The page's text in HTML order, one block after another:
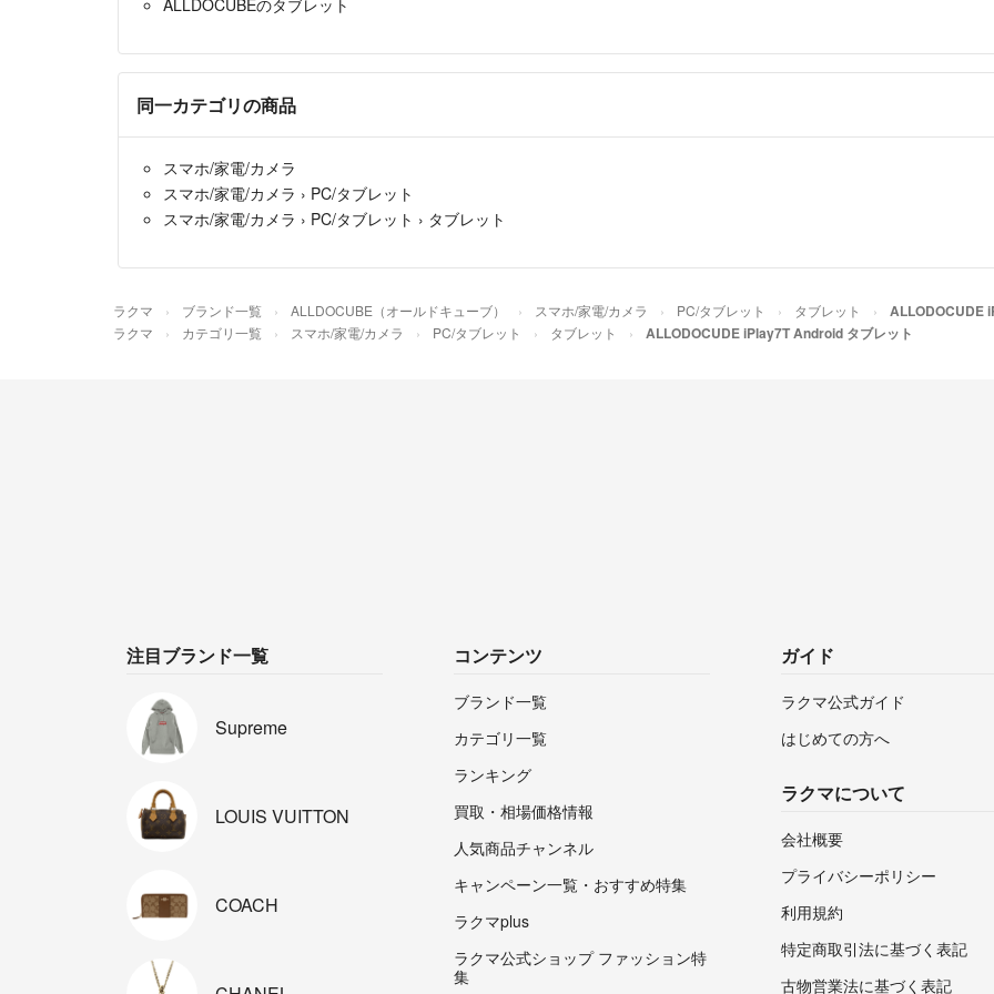
同一カテゴリの商品
スマホ/家電/カメラ
スマホ/家電/カメラ › PC/タブレット
スマホ/家電/カメラ › PC/タブレット › タブレット
ラクマ ブランド一覧 ALLDOCUBE（オールドキューブ） スマホ/家電/カメラ PC/タブレット タブレット ALLODOCUDE
ラクマ カテゴリ一覧 スマホ/家電/カメラ PC/タブレット タブレット ALLODOCUDE iPlay7T Android タブレット
注目ブランド一覧
Supreme
LOUIS VUITTON
COACH
コンテンツ
ブランド一覧
カテゴリ一覧
ランキング
買取・相場価格情報
人気商品チャンネル
キャンペーン一覧・おすすめ特集
ラクマplus
ラクマ公式ショップ ファッション特
集
ガイド
ラクマ公式ガイド
はじめての方へ
ラクマについて
会社概要
プライバシーポリシー
利用規約
特定商取引法に基づく表記
古物営業法に基づく表記